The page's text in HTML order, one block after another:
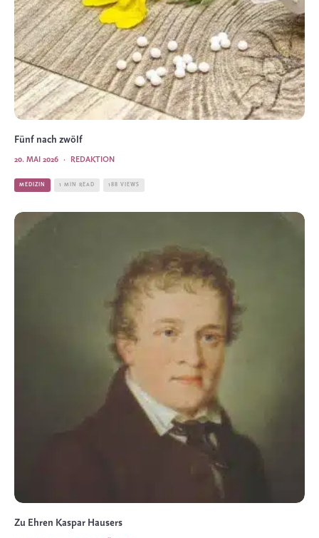
Fünf nach zwölf
REDAKTION
·
20. MAI 2026
MEDIZIN 1 MIN READ 188 VIEWS
Zu Ehren Kaspar Hausers